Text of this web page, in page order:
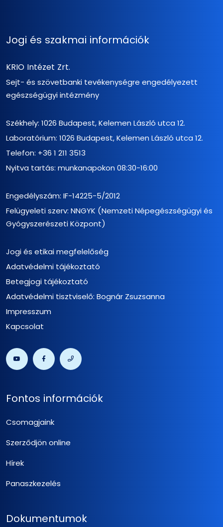
Jogi és szakmai információk
KRIO Intézet Zrt.
Sejt- és szövetbanki tevékenységre engedélyezett
egészségügyi intézmény
Székhely: 1026 Budapest, Kelemen László utca 12.
Laboratórium: 1026 Budapest, Kelemen László utca 12.
Telefon: +36 1 211 3513
Nyitva tartás: munkanapokon 08:30-16:00
Engedélyszám: IF-14225-5/2012
Felügyeleti szerv: NNGYK (Nemzeti Népegészségügyi és
Gyógyszerészeti Központ)
Jogi és etikai megfelelőség
Adatvédelmi tájékoztató
Betegjogi tájékoztató
Adatvédelmi tisztviselő: Bognár Zsuzsanna
Impresszum
Kapcsolat
Fontos információk
Csomagjaink
Szerződjön online
Hírek
Panaszkezelés
Dokumentumok